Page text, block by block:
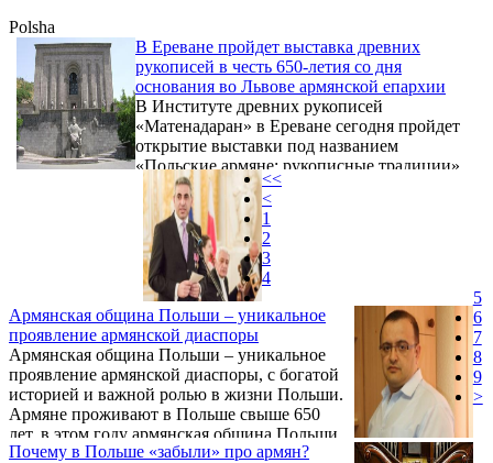
Polsha
В Ереване пройдет выставка древних
рукописей в честь 650-летия со дня
основания во Львове армянской епархии
В Институте древних рукописей
«Матенадаран» в Ереване сегодня пройдет
открытие выставки под названием
«Польские армяне: рукописные традиции»,
посвященной 650-летию со дня основания
армянской епархии в польском Львове.
Армянская община Польши – уникальное
проявление армянской диаспоры
Армянская община Польши – уникальное
проявление армянской диаспоры, с богатой
историей и важной ролью в жизни Польши.
Армяне проживают в Польше свыше 650
лет, в этом году армянская община Польши
отмечает свое 650-летие, которое совпало с
Почему в Польше «забыли» про армян?
<<
<
1
2
3
4
5
6
7
8
9
>